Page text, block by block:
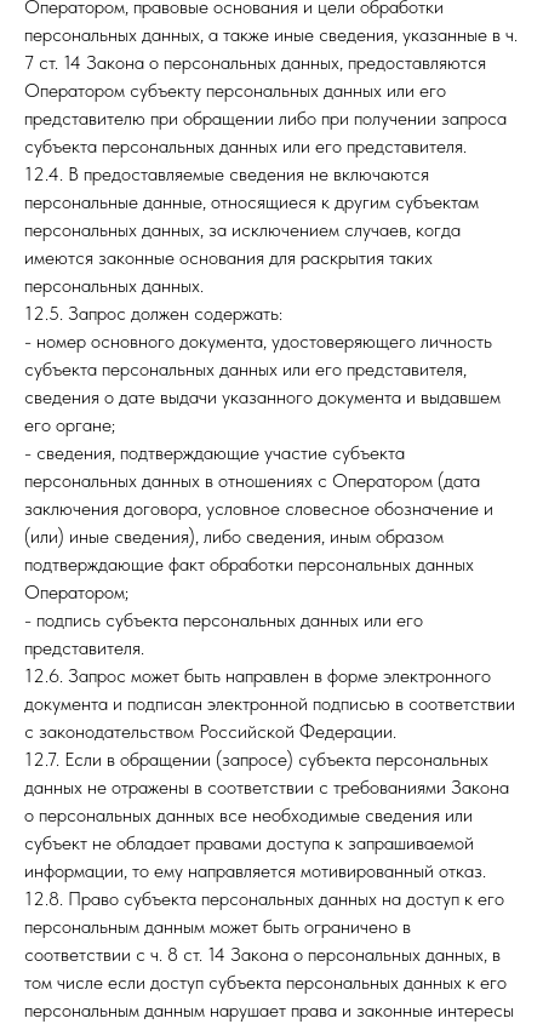
Оператором, правовые основания и цели обработки
персональных данных, а также иные сведения, указанные в ч.
7 ст. 14 Закона о персональных данных, предоставляются
Оператором субъекту персональных данных или его
представителю при обращении либо при получении запроса
субъекта персональных данных или его представителя.
12.4. В предоставляемые сведения не включаются
персональные данные, относящиеся к другим субъектам
персональных данных, за исключением случаев, когда
имеются законные основания для раскрытия таких
персональных данных.
12.5. Запрос должен содержать:
- номер основного документа, удостоверяющего личность
субъекта персональных данных или его представителя,
сведения о дате выдачи указанного документа и выдавшем
его органе;
- сведения, подтверждающие участие субъекта
персональных данных в отношениях с Оператором (дата
заключения договора, условное словесное обозначение и
(или) иные сведения), либо сведения, иным образом
подтверждающие факт обработки персональных данных
Оператором;
- подпись субъекта персональных данных или его
представителя.
12.6. Запрос может быть направлен в форме электронного
документа и подписан электронной подписью в соответствии
с законодательством Российской Федерации.
12.7. Если в обращении (запросе) субъекта персональных
данных не отражены в соответствии с требованиями Закона
о персональных данных все необходимые сведения или
субъект не обладает правами доступа к запрашиваемой
информации, то ему направляется мотивированный отказ.
12.8. Право субъекта персональных данных на доступ к его
персональным данным может быть ограничено в
соответствии с ч. 8 ст. 14 Закона о персональных данных, в
том числе если доступ субъекта персональных данных к его
персональным данным нарушает права и законные интересы